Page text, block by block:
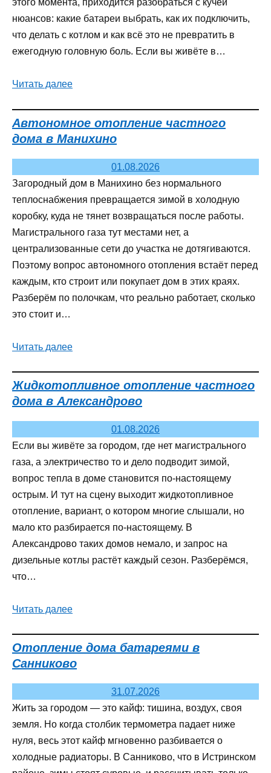
этого момента, приходится разобраться с кучей
нюансов: какие батареи выбрать, как их подключить,
что делать с котлом и как всё это не превратить в
ежегодную головную боль. Если вы живёте в…
Читать далее
Автономное отопление частного
дома в Манихино
01.08.2026
Загородный дом в Манихино без нормального
теплоснабжения превращается зимой в холодную
коробку, куда не тянет возвращаться после работы.
Магистрального газа тут местами нет, а
централизованные сети до участка не дотягиваются.
Поэтому вопрос автономного отопления встаёт перед
каждым, кто строит или покупает дом в этих краях.
Разберём по полочкам, что реально работает, сколько
это стоит и…
Читать далее
Жидкотопливное отопление частного
дома в Александрово
01.08.2026
Если вы живёте за городом, где нет магистрального
газа, а электричество то и дело подводит зимой,
вопрос тепла в доме становится по-настоящему
острым. И тут на сцену выходит жидкотопливное
отопление, вариант, о котором многие слышали, но
мало кто разбирается по-настоящему. В
Александрово таких домов немало, и запрос на
дизельные котлы растёт каждый сезон. Разберёмся,
что…
Читать далее
Отопление дома батареями в
Санниково
31.07.2026
Жить за городом — это кайф: тишина, воздух, своя
земля. Но когда столбик термометра падает ниже
нуля, весь этот кайф мгновенно разбивается о
холодные радиаторы. В Санниково, что в Истринском